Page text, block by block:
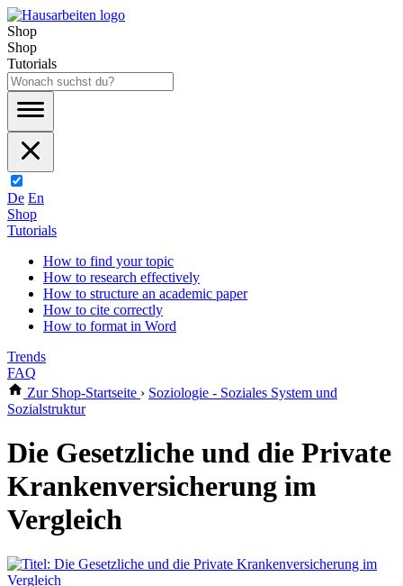
Shop
Shop
Tutorials
De En
Shop
Tutorials
How to find your topic
How to research effectively
How to structure an academic paper
How to cite correctly
How to format in Word
Trends
FAQ
Zur Shop-Startseite › Soziologie - Soziales System und
Sozialstruktur
Die Gesetzliche und die Private
Krankenversicherung im
Vergleich